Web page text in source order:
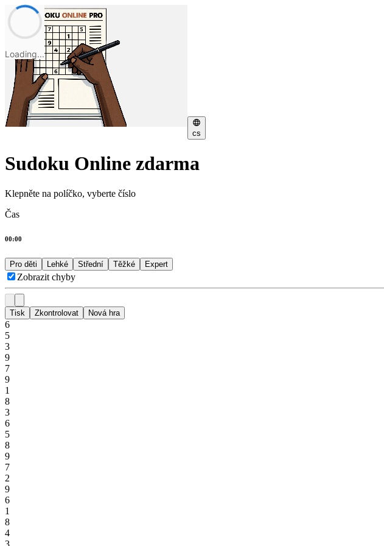
Loading...
cs
Sudoku Online zdarma
Klepněte na políčko, vyberte číslo
Čas
00:00
Pro děti Lehké Střední Těžké Expert
Zobrazit chyby
Tisk Zkontrolovat Nová hra
6
5
3
9
7
9
1
8
3
6
5
8
9
7
2
9
6
1
8
4
3